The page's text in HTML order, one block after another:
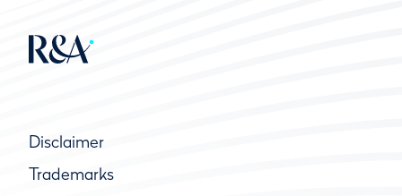
Disclaimer
Trademarks